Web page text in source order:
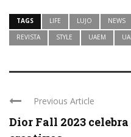
TAGS LIFE LUJO NEWS
REVISTA
STYLE UAEM
Previous Article
Dior Fall 2023